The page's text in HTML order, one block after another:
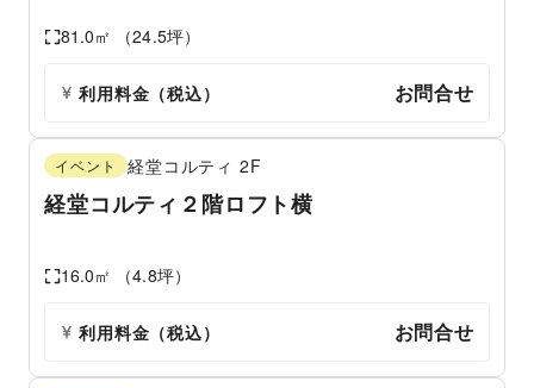
81.0㎡ （24.5坪）
利用料金（税込） お問合せ
イベント 経堂コルティ 2F
経堂コルティ２階ロフト横
16.0㎡ （4.8坪）
利用料金（税込） お問合せ